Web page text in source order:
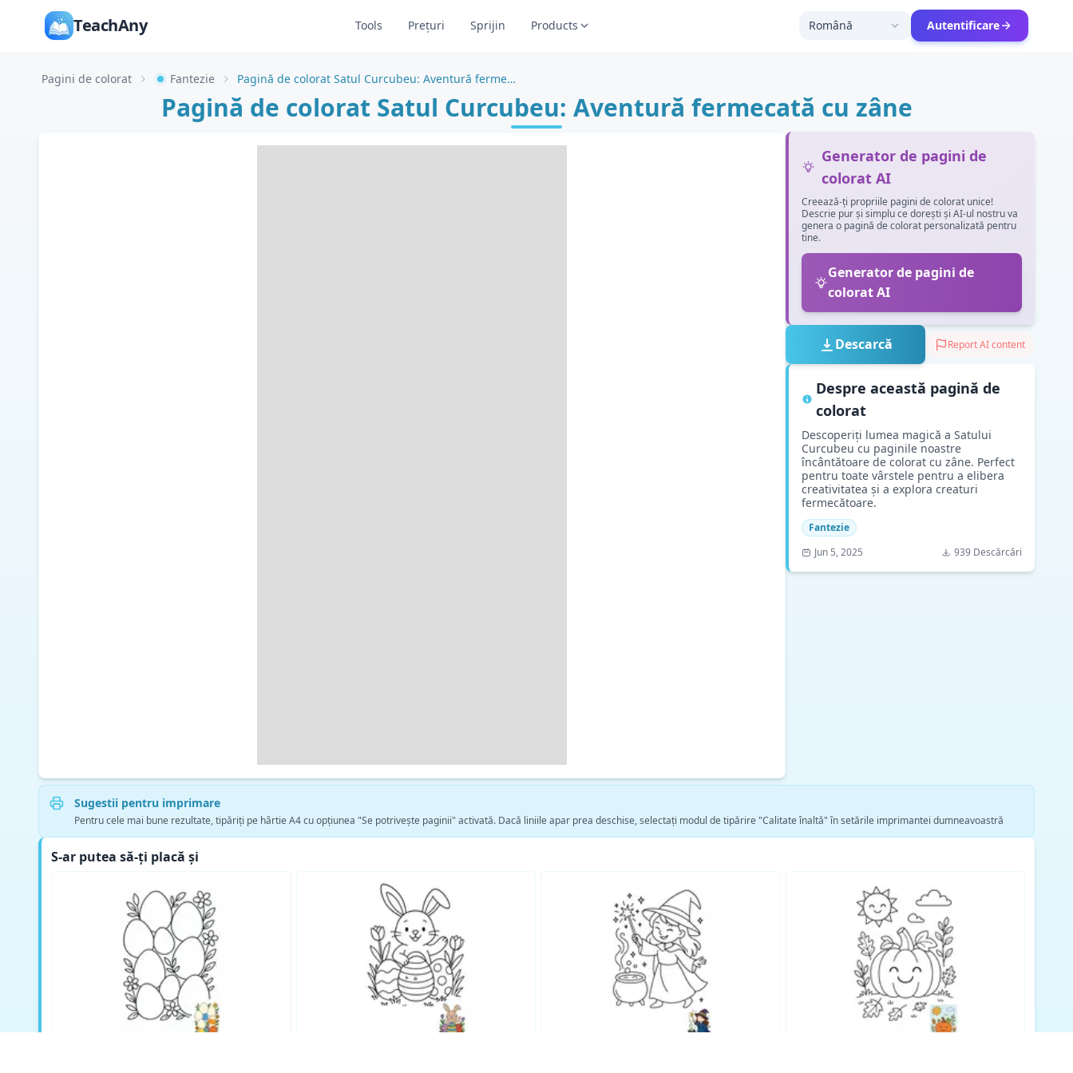
TeachAny Tools Prețuri Sprijin Products Română Autentificare
Pagini de colorat Fantezie Pagină de colorat Satul Curcubeu: Aventură fermecată cu zâne
Pagină de colorat Satul Curcubeu: Aventură fermecată cu zâne
Generator de pagini de
colorat AI
Creează-ți propriile pagini de colorat unice!
Descrie pur și simplu ce dorești și AI-ul nostru va
genera o pagină de colorat personalizată pentru
tine.
Generator de pagini de
colorat AI
Descarcă Report AI content
Despre această pagină de
colorat
Descoperiți lumea magică a Satului
Curcubeu cu paginile noastre
încântătoare de colorat cu zâne. Perfect
pentru toate vârstele pentru a elibera
creativitatea și a explora creaturi
fermecătoare.
Fantezie
Jun 5, 2025
939 Descărcări
Sugestii pentru imprimare
Pentru cele mai bune rezultate, tipăriți pe hârtie A4 cu opțiunea "Se potrivește paginii" activată. Dacă liniile apar prea deschise, selectați modul de tipărire "Calitate înaltă" în setările imprimantei dumneavoastră
S-ar putea să-ți placă și